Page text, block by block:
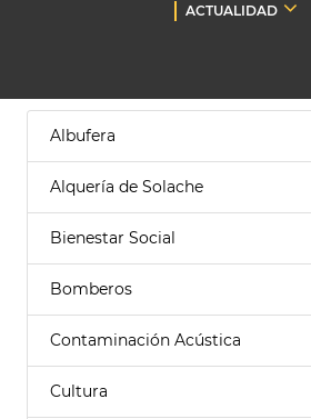
ACTUALIDAD
Albufera
Alquería de Solache
Bienestar Social
Bomberos
Contaminación Acústica
Cultura